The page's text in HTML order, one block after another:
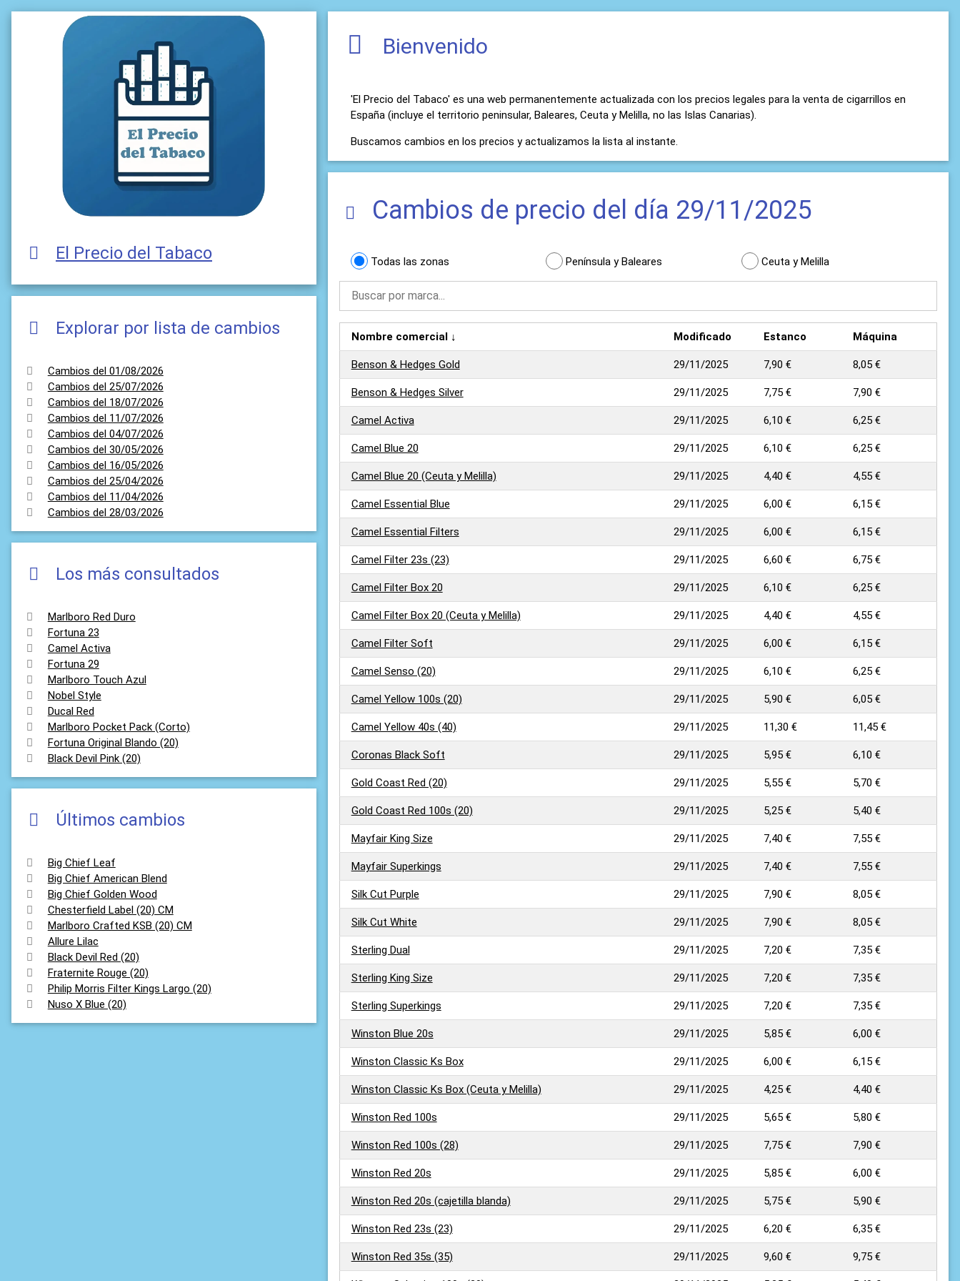
El Precio del Tabaco
Explorar por lista de cambios
Cambios del 01/08/2026
Cambios del 25/07/2026
Cambios del 18/07/2026
Cambios del 11/07/2026
Cambios del 04/07/2026
Cambios del 30/05/2026
Cambios del 16/05/2026
Cambios del 25/04/2026
Cambios del 11/04/2026
Cambios del 28/03/2026
Los más consultados
Marlboro Red Duro
Fortuna 23
Camel Activa
Fortuna 29
Marlboro Touch Azul
Nobel Style
Ducal Red
Marlboro Pocket Pack (Corto)
Fortuna Original Blando (20)
Black Devil Pink (20)
Últimos cambios
Big Chief Leaf
Big Chief American Blend
Big Chief Golden Wood
Chesterfield Label (20) CM
Marlboro Crafted KSB (20) CM
Allure Lilac
Black Devil Red (20)
Fraternite Rouge (20)
Philip Morris Filter Kings Largo (20)
Nuso X Blue (20)
Bienvenido
'El Precio del Tabaco' es una web permanentemente actualizada con los precios legales para la venta de cigarrillos en
España (incluye el territorio peninsular, Baleares, Ceuta y Melilla, no las Islas Canarias).
Buscamos cambios en los precios y actualizamos la lista al instante.
Cambios de precio del día 29/11/2025
Todas las zonas Península y Baleares Ceuta y Melilla
Nombre comercial ↓ Modificado Estanco Máquina
Benson & Hedges Gold 29/11/2025 7,90 € 8,05 €
Benson & Hedges Silver 29/11/2025 7,75 € 7,90 €
Camel Activa 29/11/2025 6,10 € 6,25 €
Camel Blue 20 29/11/2025 6,10 € 6,25 €
Camel Blue 20 (Ceuta y Melilla) 29/11/2025 4,40 € 4,55 €
Camel Essential Blue 29/11/2025 6,00 € 6,15 €
Camel Essential Filters 29/11/2025 6,00 € 6,15 €
Camel Filter 23s (23) 29/11/2025 6,60 € 6,75 €
Camel Filter Box 20 29/11/2025 6,10 € 6,25 €
Camel Filter Box 20 (Ceuta y Melilla) 29/11/2025 4,40 € 4,55 €
Camel Filter Soft 29/11/2025 6,00 € 6,15 €
Camel Senso (20) 29/11/2025 6,10 € 6,25 €
Camel Yellow 100s (20) 29/11/2025 5,90 € 6,05 €
Camel Yellow 40s (40) 29/11/2025 11,30 € 11,45 €
Coronas Black Soft 29/11/2025 5,95 € 6,10 €
Gold Coast Red (20) 29/11/2025 5,55 € 5,70 €
Gold Coast Red 100s (20) 29/11/2025 5,25 € 5,40 €
Mayfair King Size 29/11/2025 7,40 € 7,55 €
Mayfair Superkings 29/11/2025 7,40 € 7,55 €
Silk Cut Purple 29/11/2025 7,90 € 8,05 €
Silk Cut White 29/11/2025 7,90 € 8,05 €
Sterling Dual 29/11/2025 7,20 € 7,35 €
Sterling King Size 29/11/2025 7,20 € 7,35 €
Sterling Superkings 29/11/2025 7,20 € 7,35 €
Winston Blue 20s 29/11/2025 5,85 € 6,00 €
Winston Classic Ks Box 29/11/2025 6,00 € 6,15 €
Winston Classic Ks Box (Ceuta y Melilla) 29/11/2025 4,25 € 4,40 €
Winston Red 100s 29/11/2025 5,65 € 5,80 €
Winston Red 100s (28) 29/11/2025 7,75 € 7,90 €
Winston Red 20s 29/11/2025 5,85 € 6,00 €
Winston Red 20s (cajetilla blanda) 29/11/2025 5,75 € 5,90 €
Winston Red 23s (23) 29/11/2025 6,20 € 6,35 €
Winston Red 35s (35) 29/11/2025 9,60 € 9,75 €